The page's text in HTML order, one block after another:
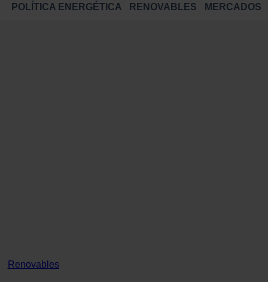
POLÍTICA ENERGÉTICA RENOVABLES MERCADOS
Renovables